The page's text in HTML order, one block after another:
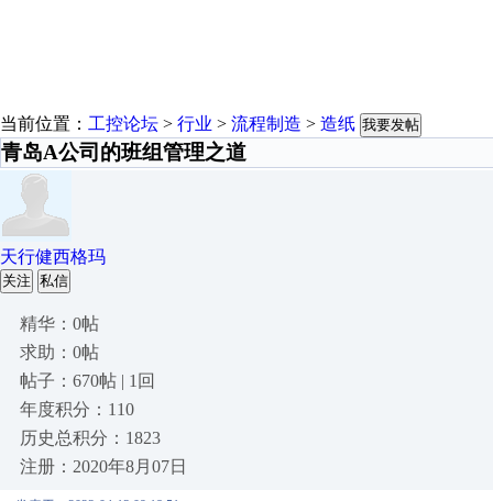
当前位置： 工控论坛 > 行业 > 流程制造 > 造纸 我要发帖
青岛A公司的班组管理之道
天行健西格玛
关注 私信
精华：0帖
求助：0帖
帖子：670帖 | 1回
年度积分：110
历史总积分：1823
注册：2020年8月07日